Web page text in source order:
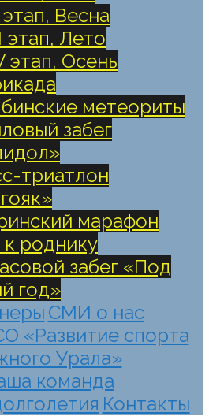
этап, Весна
этап, Лето
этап, Осень
метеориты
забег
триатлон
марафон
к роднику
забег «Под
год»
СМИ о нас
«Развитие спорта
Урала»
команда
Контакты